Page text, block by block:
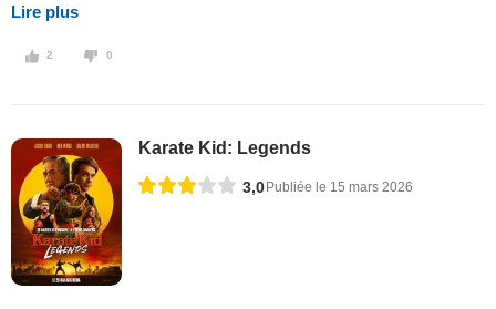
Lire plus
2 0
Karate Kid: Legends
3,0Publiée le 15 mars 2026